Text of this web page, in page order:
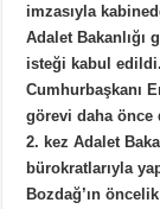
imzasıyla
Adalet Bakanlığı
isteği kabul edildi.
Cumhurbaşkanı
görevi daha önce
2. kez Adalet
bürokratlarıyla
Bozdağ’ın